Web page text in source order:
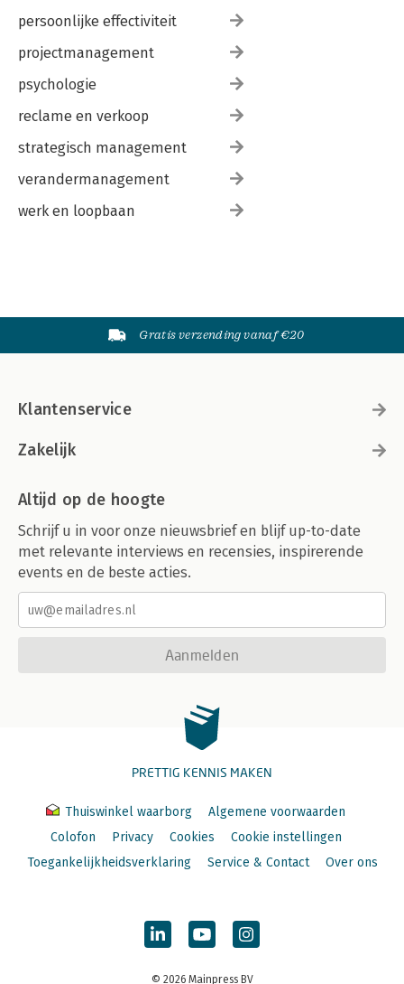
persoonlijke effectiviteit
projectmanagement
psychologie
reclame en verkoop
strategisch management
verandermanagement
werk en loopbaan
Gratis verzending vanaf €20
Klantenservice
Zakelijk
Altijd op de hoogte
Schrijf u in voor onze nieuwsbrief en blijf up-to-date
met relevante interviews en recensies, inspirerende
events en de beste acties.
Aanmelden
PRETTIG KENNIS MAKEN
Thuiswinkel waarborg
Algemene voorwaarden
Colofon
Privacy Cookies
Cookie instellingen
Toegankelijkheidsverklaring
Service & Contact Over ons
© 2026 Mainpress BV